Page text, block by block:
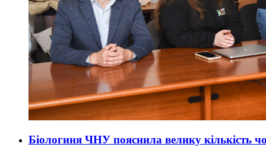
Біологиня ЧНУ пояснила велику кількість